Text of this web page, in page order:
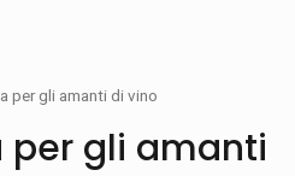
per gli amanti di vino
per gli amanti